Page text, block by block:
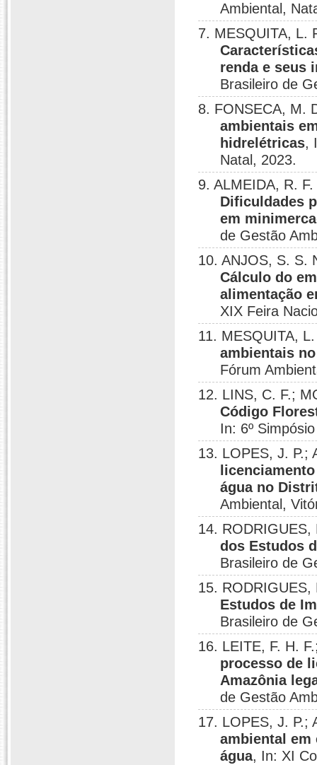
Ambiental,
7. MESQUITA, L.
renda e seus
Brasileiro de
8. FONSECA, M.
ambientais
hidrelétricas,
Natal, 2023.
9. ALMEIDA, R.
Dificuldades
em
de Gestão
10. ANJOS, S. S.
Cálculo do
alimentação
XIX Feira
11. MESQUITA,
ambientais
Fórum
12. LINS, C. F.;
Código
In: 6º
13. LOPES, J. P.;
água no
Ambiental,
14.
dos Estudos
Brasileiro de
15.
Estudos de
Brasileiro de
16. LEITE, F. H.
processo de
Amazônia
de Gestão
17. LOPES, J. P.;
ambiental em
água, In: XI